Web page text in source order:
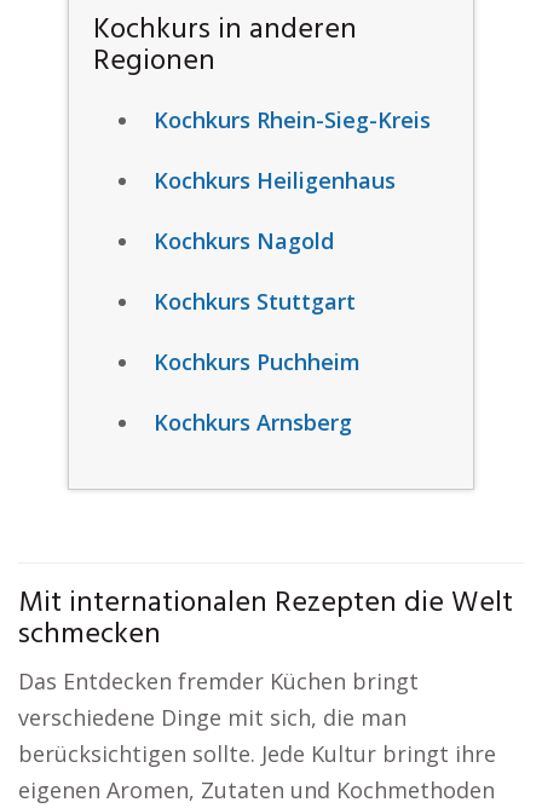
Kochkurs in anderen
Regionen
Kochkurs Rhein-Sieg-Kreis
Kochkurs Heiligenhaus
Kochkurs Nagold
Kochkurs Stuttgart
Kochkurs Puchheim
Kochkurs Arnsberg
Mit internationalen Rezepten die Welt
schmecken
Das Entdecken fremder Küchen bringt
verschiedene Dinge mit sich, die man
berücksichtigen sollte. Jede Kultur bringt ihre
eigenen Aromen, Zutaten und Kochmethoden